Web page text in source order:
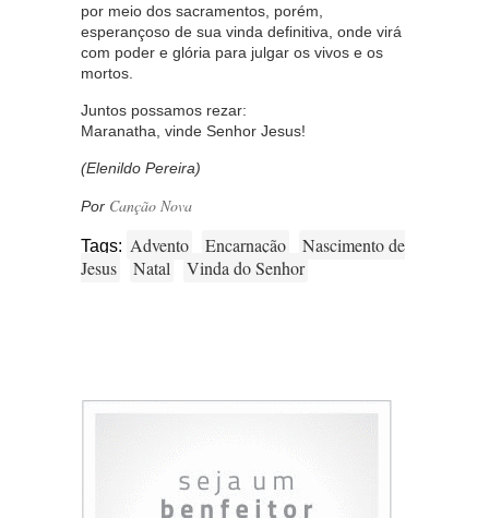
por meio dos sacramentos, porém,
esperançoso de sua vinda definitiva, onde virá
com poder e glória para julgar os vivos e os
mortos.
Juntos possamos rezar:
Maranatha, vinde Senhor Jesus!
(Elenildo Pereira)
Por Canção Nova
Tags: Advento Encarnação
Nascimento de
Jesus
Natal Vinda do Senhor